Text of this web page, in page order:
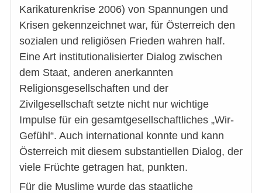
Karikaturenkrise 2006) von Spannungen und
Krisen gekennzeichnet war, für Österreich den
sozialen und religiösen Frieden wahren half.
Eine Art institutionalisierter Dialog zwischen
dem Staat, anderen anerkannten
Religionsgesellschaften und der
Zivilgesellschaft setzte nicht nur wichtige
Impulse für ein gesamtgesellschaftliches „Wir-
Gefühl“. Auch international konnte und kann
Österreich mit diesem substantiellen Dialog, der
viele Früchte getragen hat, punkten.
Für die Muslime wurde das staatliche